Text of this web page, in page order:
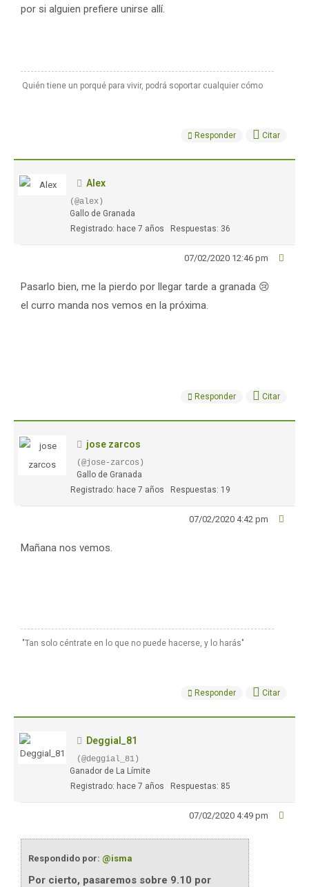
por si alguien prefiere unirse allí.
Quién tiene un porqué para vivir, podrá soportar cualquier cómo
Responder Citar
Alex
(@alex)
Gallo de Granada
Registrado: hace 7 años
Respuestas: 36
07/02/2020 12:46 pm
Pasarlo bien, me la pierdo por llegar tarde a granada 😢
el curro manda nos vemos en la próxima.
Responder Citar
jose zarcos
(@jose-zarcos)
Gallo de Granada
Registrado: hace 7 años
Respuestas: 19
07/02/2020 4:42 pm
Mañana nos vemos.
"Tan solo céntrate en lo que no puede hacerse, y lo harás"
Responder Citar
Deggial_81
(@deggial_81)
Ganador de La Límite
Registrado: hace 7 años
Respuestas: 85
07/02/2020 4:49 pm
Respondido por: @isma
Por cierto, pasaremos sobre 9.10 por